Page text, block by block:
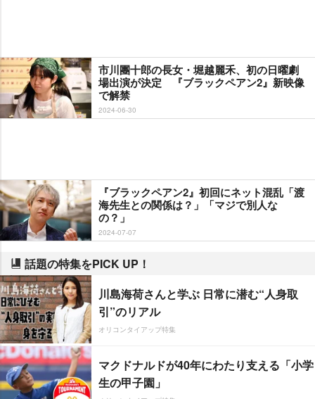
市川團十郎の長女・堀越麗禾、初の日曜劇
場出演が決定 『ブラックペアン2』新映像
で解禁
2024-06-30
『ブラックペアン2』初回にネット混乱「渡
海先生との関係は？」「マジで別人な
の？」
2024-07-07
話題の特集をPICK UP！
川島海荷さんと学ぶ 日常に潜む“人身取
引”のリアル
オリコンタイアップ特集
マクドナルドが40年にわたり支える「小学
生の甲子園」